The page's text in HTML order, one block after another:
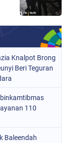
Knalpot Brong
Beri Teguran
110
Baleendah